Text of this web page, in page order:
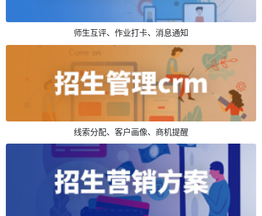
师生互评、作业打卡、消息通知
线索分配、客户画像、商机提醒